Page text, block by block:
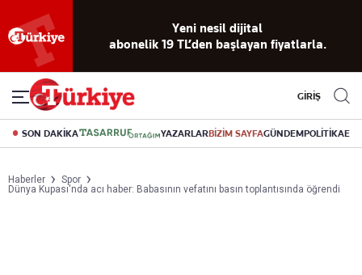
Yeni nesil dijital
abonelik 19 TL’den başlayan fiyatlarla.
GİRİŞ
SON DAKİKA YAZARLARBİZİM SAYFAGÜNDEMPOLİTİKA
Haberler
Spor
Dünya Kupası'nda acı haber: Babasının vefatını basın toplantısında öğrendi